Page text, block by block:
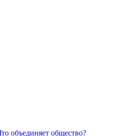
объединяет общество?